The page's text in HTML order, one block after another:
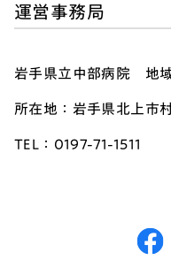
運営事務局
岩手県立中部病院 地
所在地：岩手県北上市
TEL：0197-71-1511